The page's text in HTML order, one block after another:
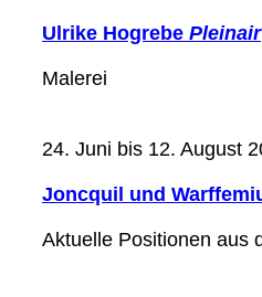
Ulrike Hogrebe Pleinair
Malerei
24. Juni bis 12. August
Joncquil und
Aktuelle Positionen aus